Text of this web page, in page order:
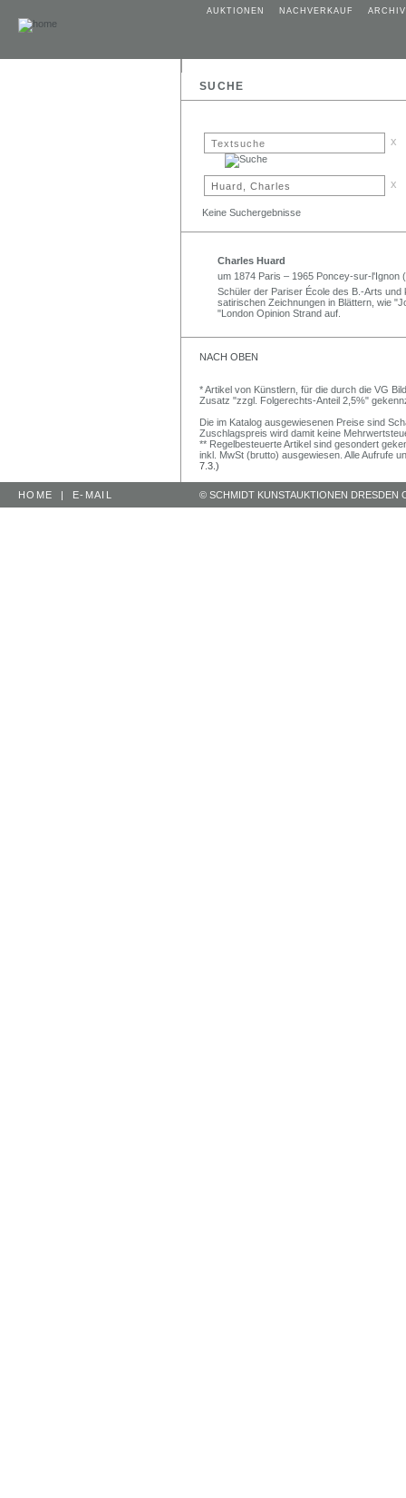
AUKTIONEN NACHVERKAUF ARCHIV
SUCHE
x
x
Keine Suchergebnisse
Charles Huard
um 1874 Paris – 1965 Poncey-sur-l'Ignon
Schüler der Pariser École des B.-Arts
satirischen Zeichnungen in Blättern, wie
"London Opinion Strand auf.
NACH OBEN
* Artikel von Künstlern, für die durch die VG
Zusatz "zzgl. Folgerechts-Anteil 2,5%"
Die im Katalog ausgewiesenen Preise sind
Zuschlagspreis wird damit keine
** Regelbesteuerte Artikel sind gesondert
inkl. MwSt (brutto) ausgewiesen. Alle Aufrufe
7.3.)
HOME | E-MAIL © SCHMIDT KUNSTAUKTIONEN DRESDEN